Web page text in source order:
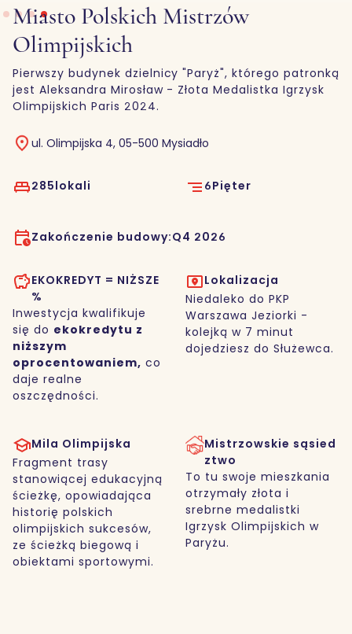
Slide 1 of 4.
Miasto Polskich Mistrzów
Olimpijskich
Pierwszy budynek dzielnicy "Paryż", którego patronką
jest Aleksandra Mirosław - Złota Medalistka Igrzysk
Olimpijskich Paris 2024.
ul. Olimpijska 4, 05-500 Mysiadło
Zakończenie budowy:Q4 2026
285lokali 6Pięter
EKOKREDYT = NIŻSZE
%
Inwestycja kwalifikuje
się do ekokredytu z
niższym
oprocentowaniem, co
daje realne
oszczędności.
Lokalizacja
Niedaleko do PKP
Warszawa Jeziorki -
kolejką w 7 minut
dojedziesz do Służewca.
Mila Olimpijska
Fragment trasy
stanowiącej edukacyjną
ścieżkę, opowiadająca
historię polskich
olimpijskich sukcesów,
ze ścieżką biegową i
obiektami sportowymi.
Mistrzowskie sąsied
ztwo
To tu swoje mieszkania
otrzymały złota i
srebrne medalistki
Igrzysk Olimpijskich w
Paryżu.